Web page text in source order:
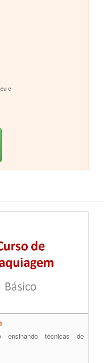
e-
ensinando técnicas de